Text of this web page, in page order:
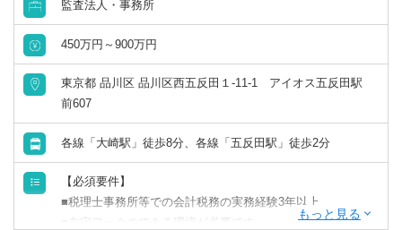
監査法人・事務所
450万円～900万円
東京都 品川区 品川区西五反田１-11-1 アイオス五反田駅
前607
各線「大崎駅」徒歩8分、各線「五反田駅」徒歩2分
【必須要件】
■税理士事務所等での会計税務の実務経験3年以上
■在宅ワークのできる環境が必要です。